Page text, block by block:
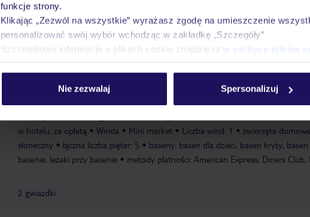
funkcje strony.
Klikając „Zezwól na wszystkie” wyrażasz zgodę na umieszczenie
personalizować swój wybór wchodząc w zakładkę „Szczegóły”
Szczegółowe informacje o plikach cookie znajdziesz w polityce plików
Nie zezwalaj Spersonalizuj
Hotel
basen dla dzieci
w hotelu: za opłatą
Winda Mini market Liczba wind: 1 zwierzęta domowe
słoneczny
łączna liczba pięter: 5
baseny: basen dla dzieci, basen kryty,
basenie, leżaki przy basenie
metody płatności: American Express, Diners Club,
2 gwiazdki